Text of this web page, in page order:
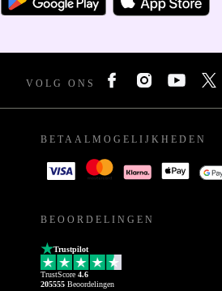
VOLG ONS
BETAALMOGELIJKHEDEN
BEOORDELINGEN
Trustpilot
TrustScore 4.6
205555 Beoordelingen